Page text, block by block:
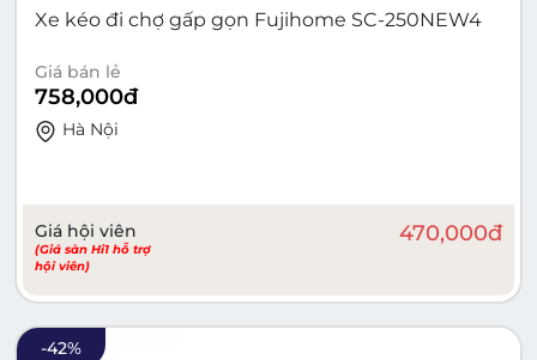
Xe kéo đi chợ gấp gọn Fujihome SC-250NEW4
Giá bán lẻ
758,000đ
Hà Nội
Giá hội viên
(Giá sàn Hi1 hỗ trợ
hội viên)
470,000đ
-42%